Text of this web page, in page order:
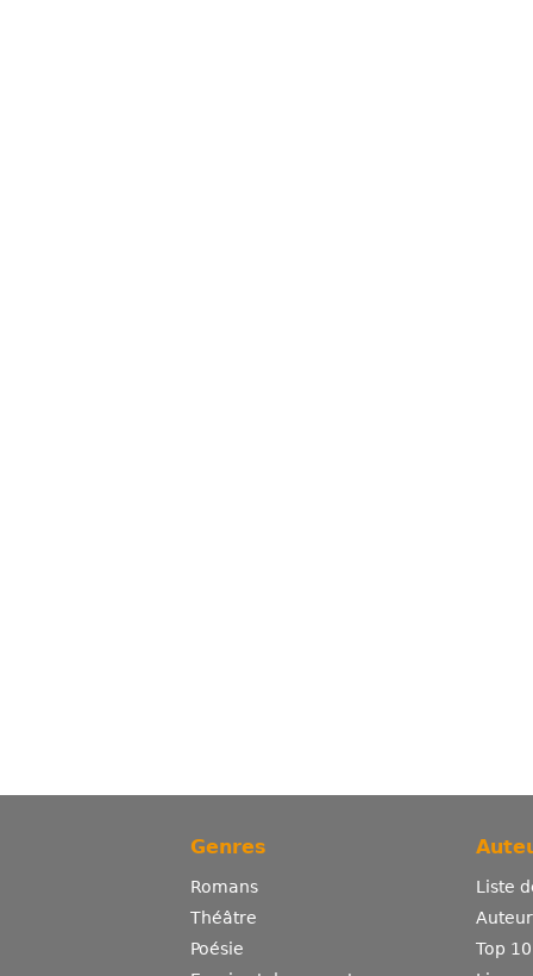
Genres
Romans
Théâtre
Poésie
Liste
Top